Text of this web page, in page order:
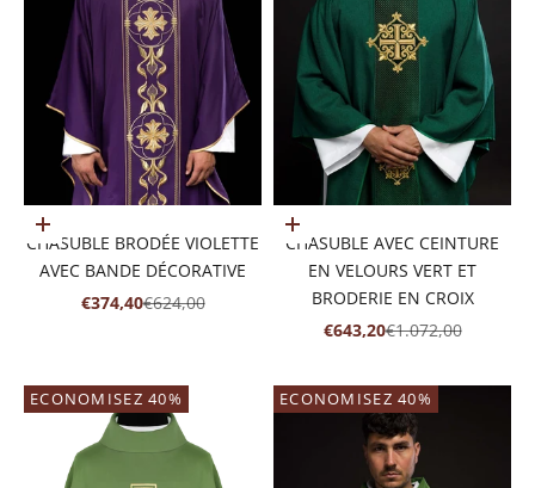
Ajouter au panier
CHASUBLE BRODÉE VIOLETTE
AVEC BANDE DÉCORATIVE
PRIX DE VENTE
€374,40PRIX NORMAL
€624,00
Ajouter au panier
CHASUBLE AVEC CEINTURE
EN VELOURS VERT ET
BRODERIE EN CROIX
PRIX DE VENTE
€643,20PRIX NORMAL
€1.072,00
ECONOMISEZ 40% ECONOMISEZ 40%